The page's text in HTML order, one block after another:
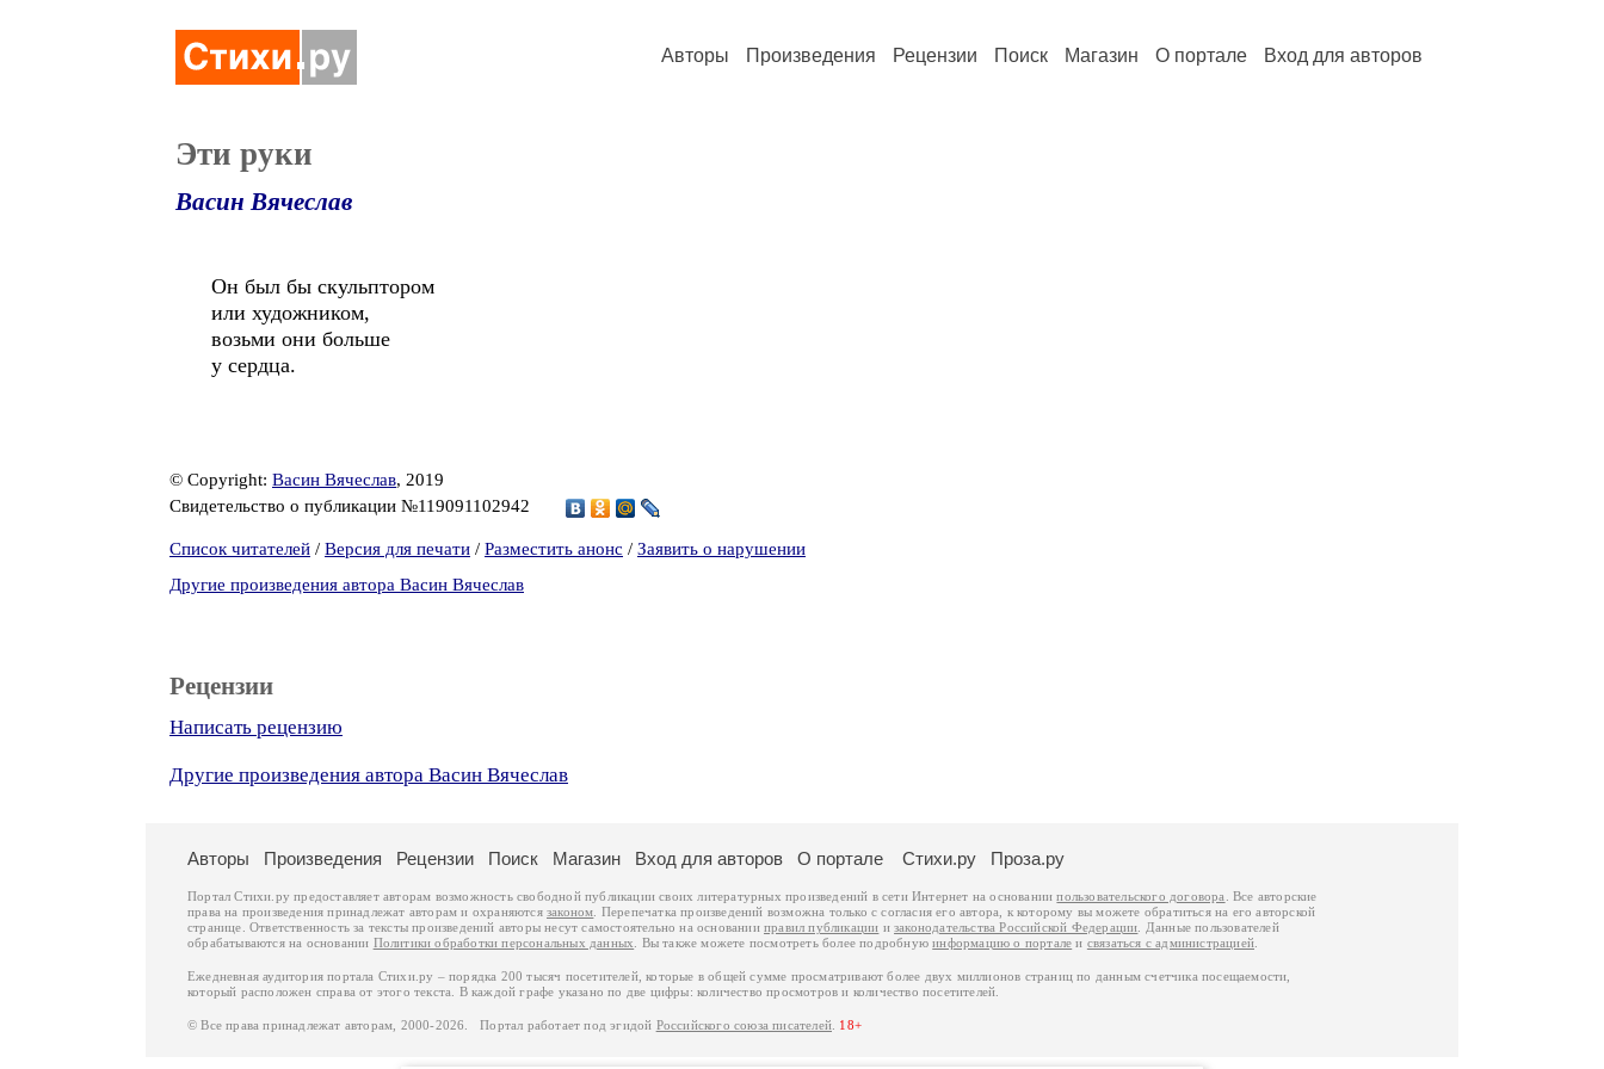
Авторы Произведения Рецензии Поиск Магазин О портале Вход для авторов
Эти руки
Васин Вячеслав
Он был бы скульптором
или художником,
возьми они больше
у сердца.
© Copyright: Васин Вячеслав, 2019
Свидетельство о публикации №119091102942
Список читателей / Версия для печати / Разместить анонс / Заявить о нарушении
Другие произведения автора Васин Вячеслав
Рецензии
Написать рецензию
Другие произведения автора Васин Вячеслав
Авторы Произведения Рецензии Поиск Магазин Вход для авторов О портале Стихи.ру Проза.ру
Портал Стихи.ру предоставляет авторам возможность свободной публикации своих литературных произведений в сети Интернет на основаниипользовательского договора
. Все авторские
права на произведения принадлежат авторам и охраняются законом . Перепечатка произведений возможна только с согласия его автора, к которому вы можете обратиться на его авторской
странице. Ответственность за тексты произведений авторы несут самостоятельно на основанииправил публикации изаконодательства Российской Федерации . Данные пользователей
обрабатываются на основании Политики обработки персональных данных . Вы также можете посмотреть более подробнуюинформацию о портале и связаться с администрацией
Ежедневная аудитория портала Стихи.ру – порядка 200 тысяч посетителей, которые в общей сумме просматривают более двух миллионов страниц по данным счетчика посещаемости,
который расположен справа от этого текста. В каждой графе указано по две цифры: количество просмотров и количество посетителей.
© Все права принадлежат авторам, 2000-2026. Портал работает под эгидой Российского союза писателей 18+